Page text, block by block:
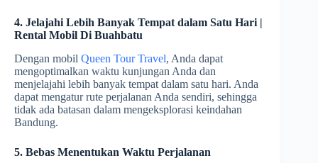
4. Jelajahi Lebih Banyak Tempat dalam Satu Hari |
Rental Mobil Di Buahbatu
Dengan mobil Queen Tour Travel, Anda dapat
mengoptimalkan waktu kunjungan Anda dan
menjelajahi lebih banyak tempat dalam satu hari. Anda
dapat mengatur rute perjalanan Anda sendiri, sehingga
tidak ada batasan dalam mengeksplorasi keindahan
Bandung.
5. Bebas Menentukan Waktu Perjalanan